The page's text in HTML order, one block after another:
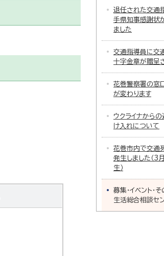
退任された交通
手県知事感謝状
ました
交通指導員に交
十字金章が贈呈
花巻警察署の窓
が変わります
ウクライナから
け入れについて
花巻市内で交通
発生しました（3
生）
募集・イベント・
生活総合相談セン